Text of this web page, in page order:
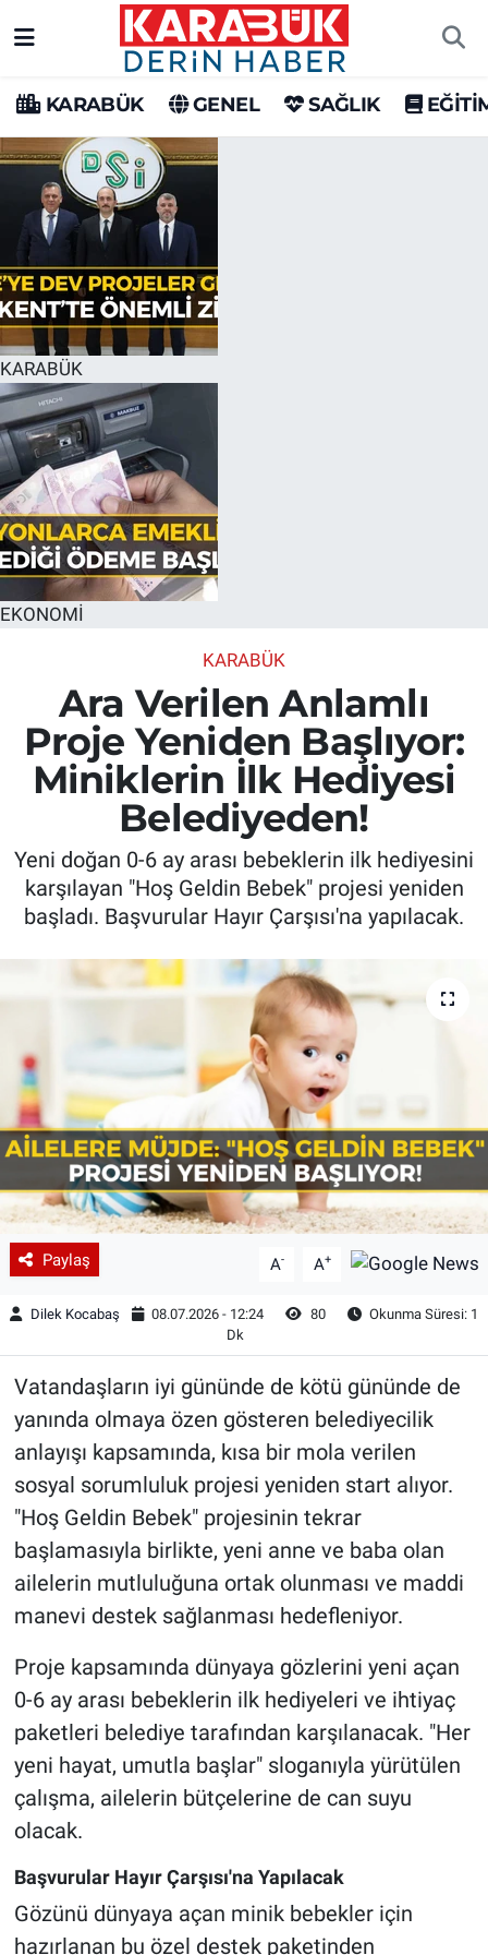
KARABÜK GENEL SAĞLIK
KARABÜK
EKONOMİ
KARABÜK
Ara Verilen Anlamlı
Proje Yeniden Başlıyor:
Miniklerin İlk Hediyesi
Belediyeden!
Yeni doğan 0-6 ay arası bebeklerin ilk hediyesini
karşılayan "Hoş Geldin Bebek" projesi yeniden
başladı. Başvurular Hayır Çarşısı'na yapılacak.
Paylaş A- A+
Dilek Kocabaş 08.07.2026 - 12:24 80
Okunma Süresi: 1
Dk
Vatandaşların iyi gününde de kötü gününde de
yanında olmaya özen gösteren belediyecilik
anlayışı kapsamında, kısa bir mola verilen
sosyal sorumluluk projesi yeniden start alıyor.
"Hoş Geldin Bebek" projesinin tekrar
başlamasıyla birlikte, yeni anne ve baba olan
ailelerin mutluluğuna ortak olunması ve maddi
manevi destek sağlanması hedefleniyor.
Proje kapsamında dünyaya gözlerini yeni açan
0-6 ay arası bebeklerin ilk hediyeleri ve ihtiyaç
paketleri belediye tarafından karşılanacak. "Her
yeni hayat, umutla başlar" sloganıyla yürütülen
çalışma, ailelerin bütçelerine de can suyu
olacak.
Başvurular Hayır Çarşısı'na Yapılacak
Gözünü dünyaya açan minik bebekler için
hazırlanan bu özel destek paketinden
Karabük Hava Durumu
Karabük Trafik Yoğunluk Haritası
Süper Lig Puan Durumu ve Fikstür
Tüm Manşetler
Son Dakika Haberleri
Haber Arşivi